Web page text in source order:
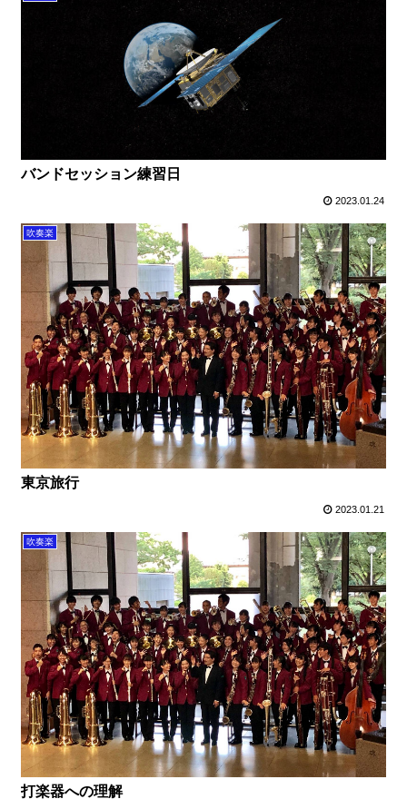
バンドセッション練習日
2023.01.24
吹奏楽
東京旅行
2023.01.21
吹奏楽
打楽器への理解